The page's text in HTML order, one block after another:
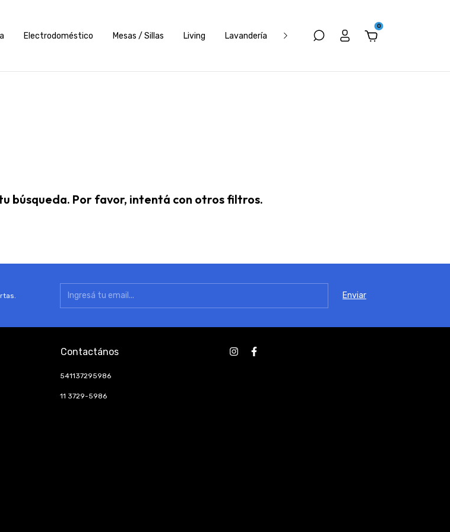
Electrodoméstico Mesas / Sillas Living Lavandería Electrónica Muebles
0
búsqueda. Por favor, intentá con otros filtros.
Contactános
541137295986
11 3729-5986